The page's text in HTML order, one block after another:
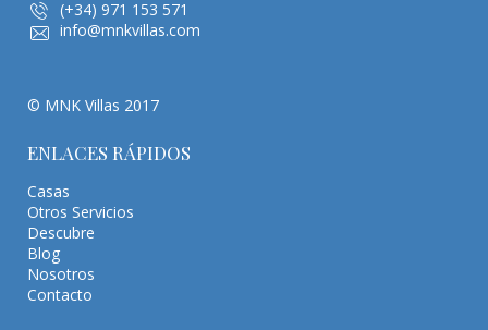
(+34) 971 153 571
info@mnkvillas.com
© MNK Villas 2017
ENLACES RÁPIDOS
Casas
Otros Servicios
Descubre
Blog
Nosotros
Contacto